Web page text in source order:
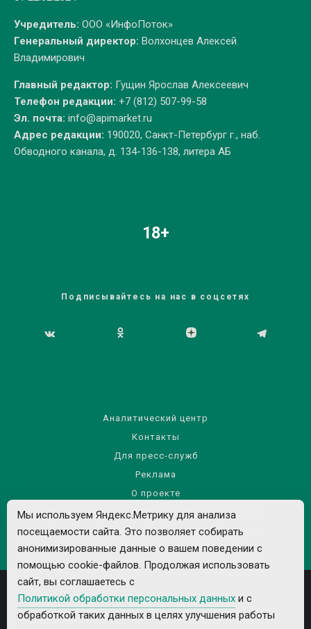
Учредитель: ООО «ИнфоПоток»
Генеральный директор: Волхонцев Алексей
Владимирович
Главный редактор: Гущин Ярослав Алексеевич
Телефон редакции: +7 (812) 507-99-58
Эл. почта: info@apimarket.ru
Адрес редакции: 190020, Санкт-Петербург г., наб.
Обводного канала, д. 134-136-138, литера АБ
18+
Подписывайтесь на нас в соцсетях
Аналитический центр
Контакты
Для пресс-служб
Реклама
О проекте
Правила использования материалов сайта
Политика обработки персональных данных
Мы используем Яндекс.Метрику для анализа
посещаемости сайта. Это позволяет собирать
анонимизированные данные о вашем поведении с
помощью cookie-файлов. Продолжая использовать
сайт, вы соглашаетесь с
Политикой обработки персональных данных и с
обработкой таких данных в целях улучшения работы